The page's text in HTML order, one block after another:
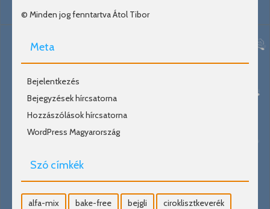
© Minden jog fenntartva Átol Tibor
Meta
Bejelentkezés
Bejegyzések hírcsatorna
Hozzászólások hírcsatorna
WordPress Magyarország
Szó címkék
alfa-mix bake-free bejgli ciroklisztkeverék